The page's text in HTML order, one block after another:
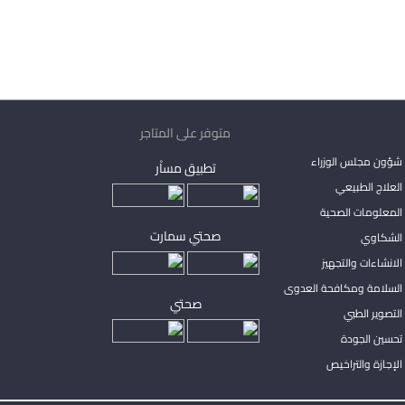
مجلس الوزراء
الطبيعي
الصحية
والتجهيز
ومكافحة العدوى
الطبي
الجودة
والتراخيص
متوفر على المتاجر
تطبيق مساْر
صحتي سمارت
صحتي